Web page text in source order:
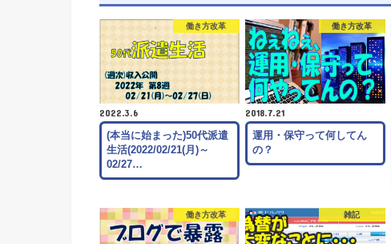
働き方改革
2022.3.6
(本当に始まった)50代派遣
生活(2022/02/21(月)～
02/27…
働き方改革
2018.7.21
運用・保守って何してん
の？
働き方改革 雑記